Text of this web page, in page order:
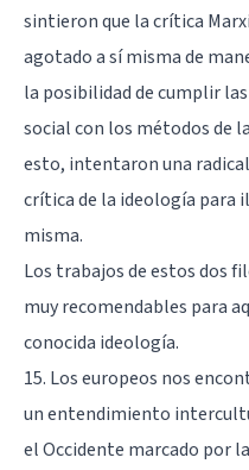
sintieron que la crítica
agotado a sí misma de
la posibilidad de cumplir
social con los métodos de
esto, intentaron una
crítica de la ideología para
misma.
Los trabajos de estos dos
muy recomendables para
conocida ideología.
15. Los europeos nos
un entendimiento
el Occidente marcado por